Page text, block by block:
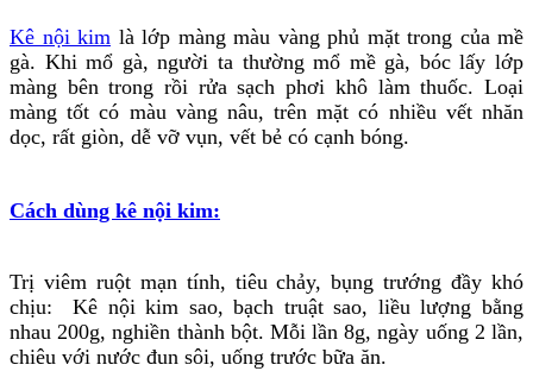
Kê nội kim là lớp màng màu vàng phủ mặt trong của mề
gà. Khi mổ gà, người ta thường mổ mề gà, bóc lấy lớp
màng bên trong rồi rửa sạch phơi khô làm thuốc. Loại
màng tốt có màu vàng nâu, trên mặt có nhiều vết nhăn
dọc, rất giòn, dễ vỡ vụn, vết bẻ có cạnh bóng.
Cách dùng kê nội kim:
Trị viêm ruột mạn tính, tiêu chảy, bụng trướng đầy khó
chịu: Kê nội kim sao, bạch truật sao, liều lượng bằng
nhau 200g, nghiền thành bột. Mỗi lần 8g, ngày uống 2 lần,
chiêu với nước đun sôi, uống trước bữa ăn.